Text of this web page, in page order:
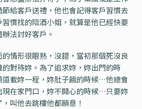
給客戶送禮，他也會記得客戶習慣去
慣找的陪酒小姐，就算是他已經快要
法討好客戶。
情形很眼熟，沒錯，當初那個死沒良
對待妳。為了追求妳，妳出門的時
載妳一程，妳肚子餓的時候…他總會
現在家門口，妳不開心的時候…只要妳
叫他去跳樓他都願意！